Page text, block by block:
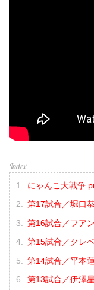
にゃんこ大戦争
第17試合／堀口
第16試合／フア
第15試合／クレ
第14試合／平本
第13試合／伊澤